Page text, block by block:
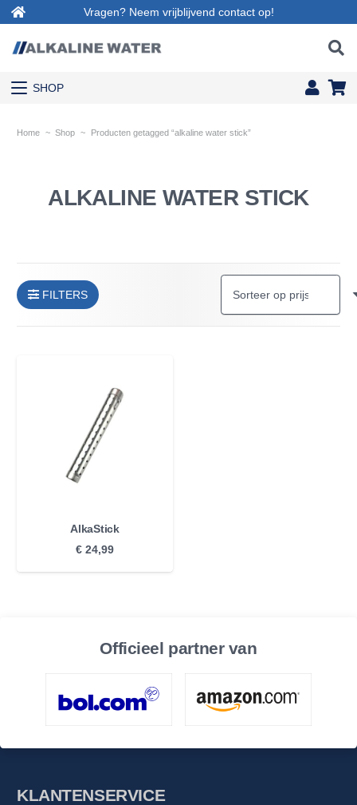
Vragen? Neem vrijblijvend contact op!
SHOP
Home ~ Shop ~ Producten getagged “alkaline water stick”
ALKALINE WATER STICK
FILTERS
AlkaStick
€ 24,99
Officieel partner van
KLANTENSERVICE